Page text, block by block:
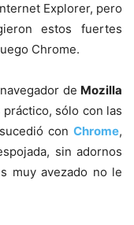
Explorer, pero
estos fuertes
Chrome.
de Mozilla
sólo con las
con Chrome,
sin adornos
muy avezado no le